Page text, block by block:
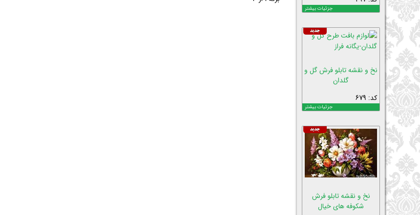
جزئیات بیشتر
نخ و نقشه تابلو فرش گل و
گلدان
کد: 679
جزئیات بیشتر
نخ و نقشه تابلو فرش
شکوفه های خیال